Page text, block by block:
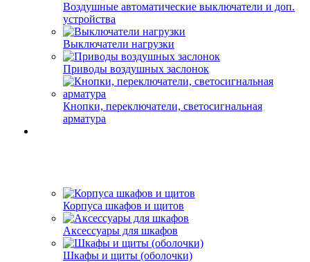
Воздушные автоматические выключатели и доп.
устройства
Выключатели нагрузки
Приводы воздушных заслонок
Кнопки, переключатели, светосигнальная
арматура
Корпуса шкафов и щитов
Аксессуары для шкафов
Шкафы и щиты (оболочки)